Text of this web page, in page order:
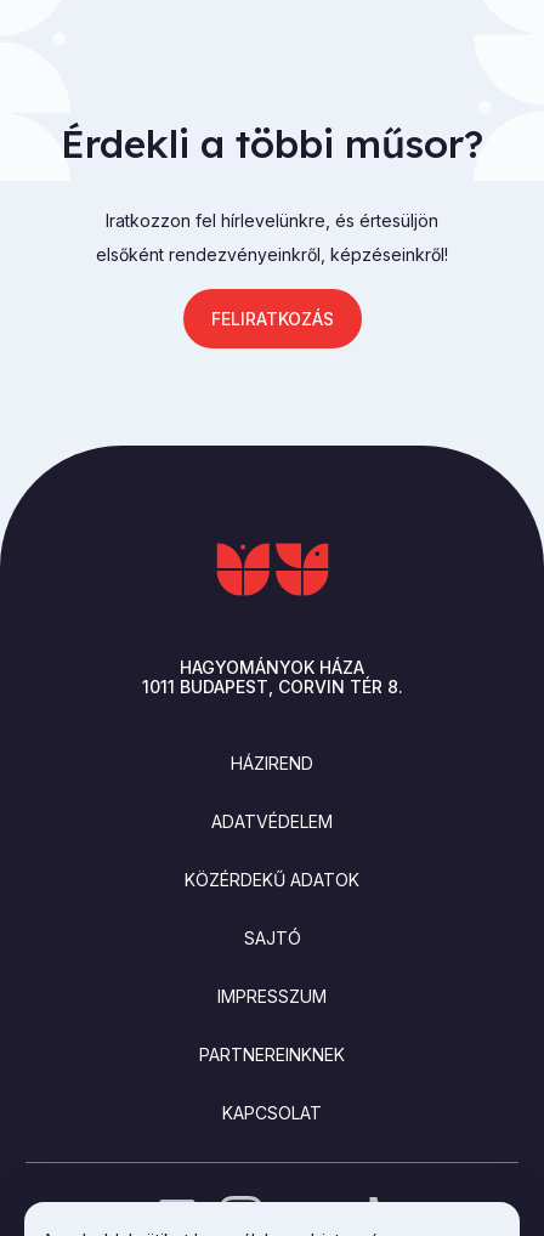
Érdekli a többi műsor?
Iratkozzon fel hírlevelünkre, és értesüljön
elsőként rendezvényeinkről, képzéseinkről!
FELIRATKOZÁS
HAGYOMÁNYOK HÁZA
1011 BUDAPEST CORVIN TÉR 8.
HÁZIREND
ADATVÉDELEM
KÖZÉRDEKŰ ADATOK
SAJTÓ
IMPRESSZUM
PARTNEREINKNEK
KAPCSOLAT